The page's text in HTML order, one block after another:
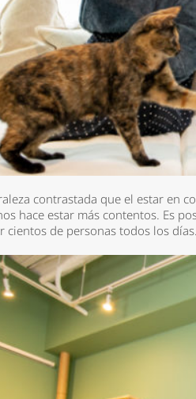
contrastada que el estar en
hace estar más contentos. Es
cientos de personas todos los días.